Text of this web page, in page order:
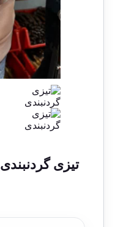
تیزی گردنبندی